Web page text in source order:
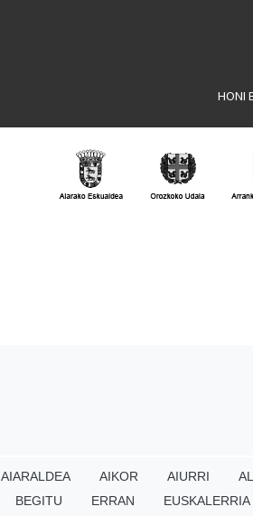
HONI
AIARALDEA AIKOR AIURRI
BEGITU
ERRAN